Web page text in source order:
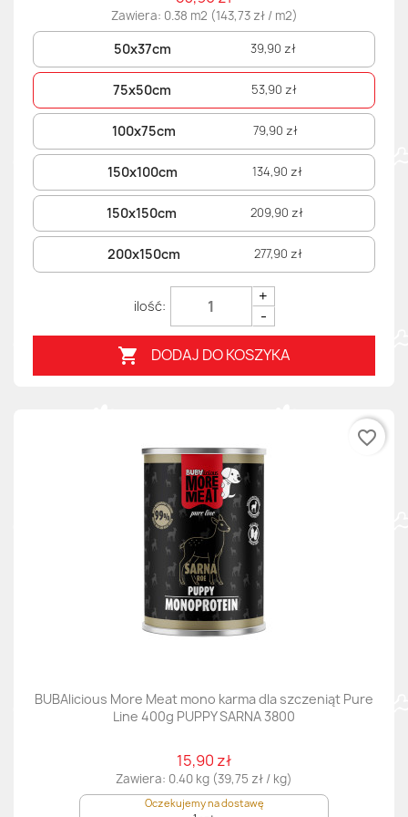
Zawiera: 0.38 m2 (143,73 zł / m2)
50x37cm 39,90 zł
75x50cm 53,90 zł
100x75cm 79,90 zł
150x100cm 134,90 zł
150x150cm 209,90 zł
200x150cm 277,90 zł
+
-
 DODAJ DO KOSZYKA
BUBAlicious More Meat mono karma dla szczeniąt Pure
Line 400g PUPPY SARNA 3800
15,90 zł
Zawiera: 0.40 kg (39,75 zł / kg)
Oczekujemy na dostawę
favorite_border